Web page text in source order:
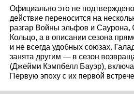
Официально это не
действие переносится на
разгар Войны эльфов и Саурона,
Кольцо, а в описании сезона
и не всегда удобных союзах.
занята другим — в сезон
(Джейми Кэмпбелл Бауэр),
Первую эпоху с их первой